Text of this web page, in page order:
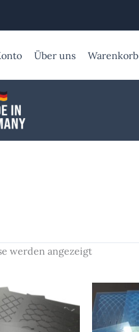
Über uns Warenkorb
werden angezeigt